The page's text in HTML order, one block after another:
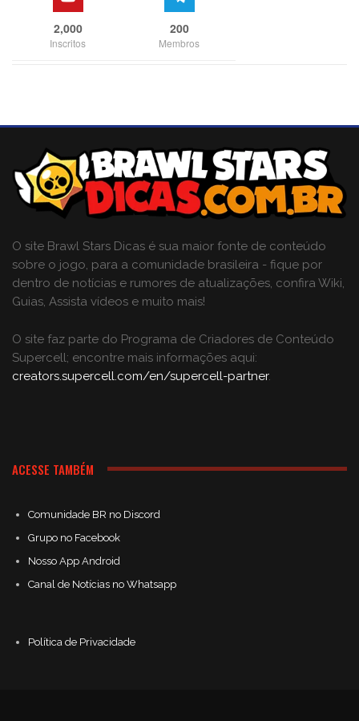
2,000
Inscritos
200
Membros
O site Brawl Stars Dicas é sua maior fonte de conteúdo
sobre o jogo, para a comunidade brasileira - fique por
dentro de notícias e rumores de atualizações, confira Wiki,
Guias, Assista vídeos e muito mais!
O site faz parte do Programa de Criadores de Conteúdo
Supercell; encontre mais informações aqui:
creators.supercell.com/en/supercell-partner.
ACESSE TAMBÉM
Comunidade BR no Discord
Grupo no Facebook
Nosso App Android
Canal de Notícias no Whatsapp
Política de Privacidade